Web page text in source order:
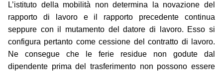
L’istituto della mobilità non determina la novazione del
rapporto di lavoro e il rapporto precedente continua
seppure con il mutamento del datore di lavoro. Esso si
configura pertanto come cessione del contratto di lavoro.
Ne consegue che le ferie residue non godute dal
dipendente prima del trasferimento non possono essere